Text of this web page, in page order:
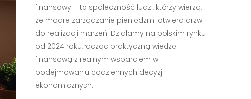
finansowy – to społeczność ludzi, którzy wierzą,
że mądre zarządzanie pieniędzmi otwiera drzwi
do realizacji marzeń. Działamy na polskim rynku
od 2024 roku, łącząc praktyczną wiedzę
finansową z realnym wsparciem w
podejmowaniu codziennych decyzji
ekonomicznych.